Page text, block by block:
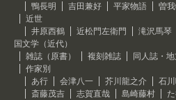
鴨長明
吉田兼好 平家物語
曽
近世
井原西鶴
近松門左衛門
滝沢馬琴
国文学（近代）
雑誌（原書）
複刻雑誌
同人誌・
作家別
あ行
会津八一 芥川龍之介
石
斎藤茂吉
志賀直哉 島崎藤村